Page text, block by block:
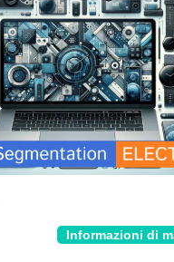
Informazioni di